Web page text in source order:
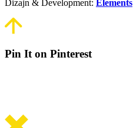
Dizajn & Development: Elements
Pin It on Pinterest